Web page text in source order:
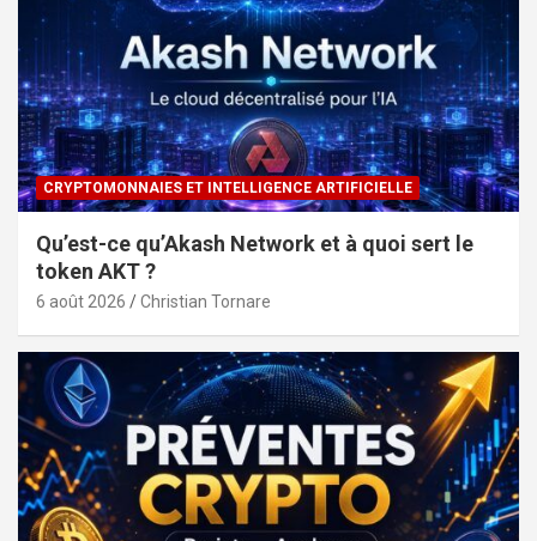
CRYPTOMONNAIES ET INTELLIGENCE ARTIFICIELLE
Qu’est-ce qu’Akash Network et à quoi sert le
token AKT ?
6 août 2026 Christian Tornare